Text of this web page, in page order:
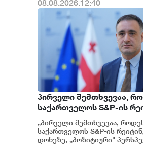
08.08.2026.12:40
პირველი შემთხვევაა,
საქართველოს S&P-ის
დონეზე „პოზიტიური"
მიენიჭა - პერსპექტივის
გაუმჯობესება კიდევ
„პირველი შემთხვევაა,
საქართველოს S&P-ის
დონეზე, „პოზიტიური"